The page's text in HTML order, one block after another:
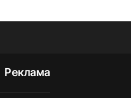
Реклама